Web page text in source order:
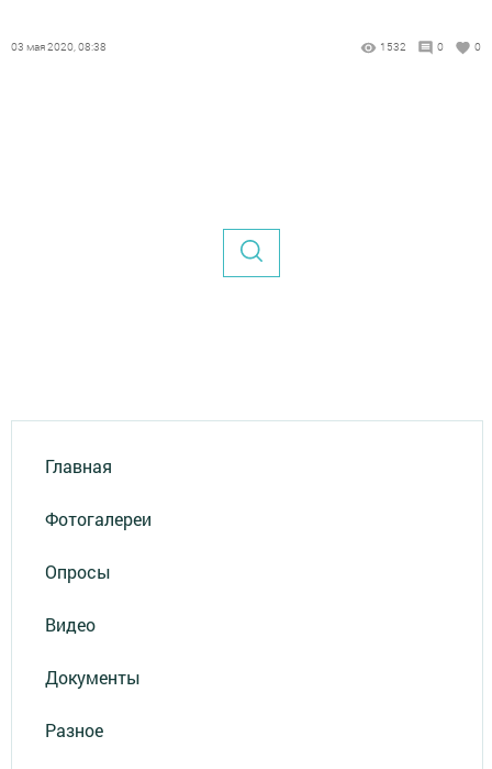
03 мая 2020, 08:38 1532 0 0
Главная
Фотогалереи
Опросы
Видео
Документы
Разное